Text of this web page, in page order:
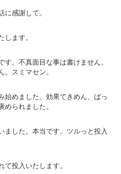
感謝して。
ます。
。不真面目な事は書けません。
スミマセン。
始めました。効果てきめん、ばっ
られました。
ました。本当です。ツルっと投入
投入いたします。